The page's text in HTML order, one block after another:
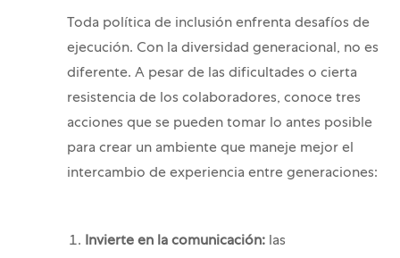
Toda política de inclusión enfrenta desafíos de
ejecución. Con la diversidad generacional, no es
diferente. A pesar de las dificultades o cierta
resistencia de los colaboradores, conoce tres
acciones que se pueden tomar lo antes posible
para crear un ambiente que maneje mejor el
intercambio de experiencia entre generaciones:
Invierte en la comunicación:las